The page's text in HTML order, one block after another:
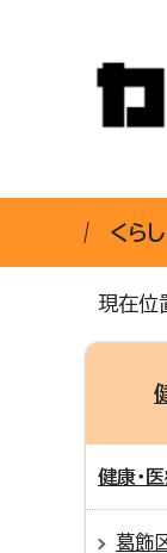
くら
現在位
健康・
葛飾